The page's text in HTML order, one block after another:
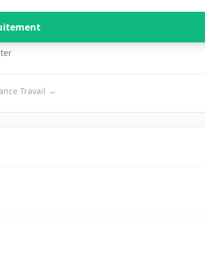
Travail →